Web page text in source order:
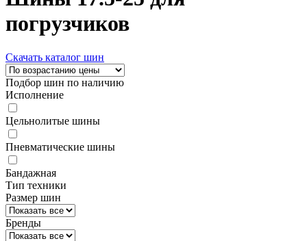
погрузчиков
Скачать каталог шин
Подбор шин по наличию
Исполнение
Цельнолитые шины
Пневматические шины
Бандажная
Тип техники
Размер шин
Бренды